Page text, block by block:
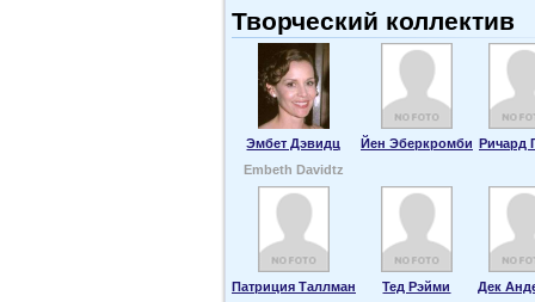
Творческий коллектив
Эмбет Дэвидц Йен Эберкромби Ричард
Embeth Davidtz
Патриция Таллман Тед Рэйми Дек